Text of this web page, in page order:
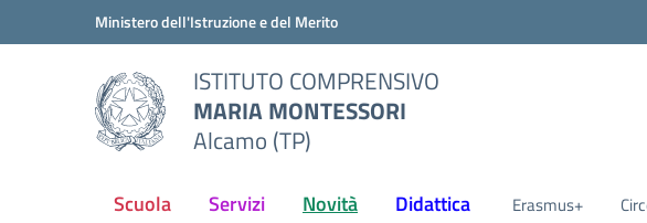
Vai ai contenuti
Vai al menu di navigazioneMinistero dell'Istruzione e del Merito
ISTITUTO COMPRENSIVO
MARIA MONTESSORI
Alcamo (TP)
Scuola Servizi Novità Didattica Erasmus+